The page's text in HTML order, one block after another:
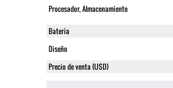
Procesador, Almacenamiento
Bateria
Diseño
Precio de venta (USD)